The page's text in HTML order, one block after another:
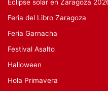
Eclipse solar en Zaragoza
Feria del Libro Zaragoza
Feria Garnacha
Festival Asalto
Halloween
Hola Primavera